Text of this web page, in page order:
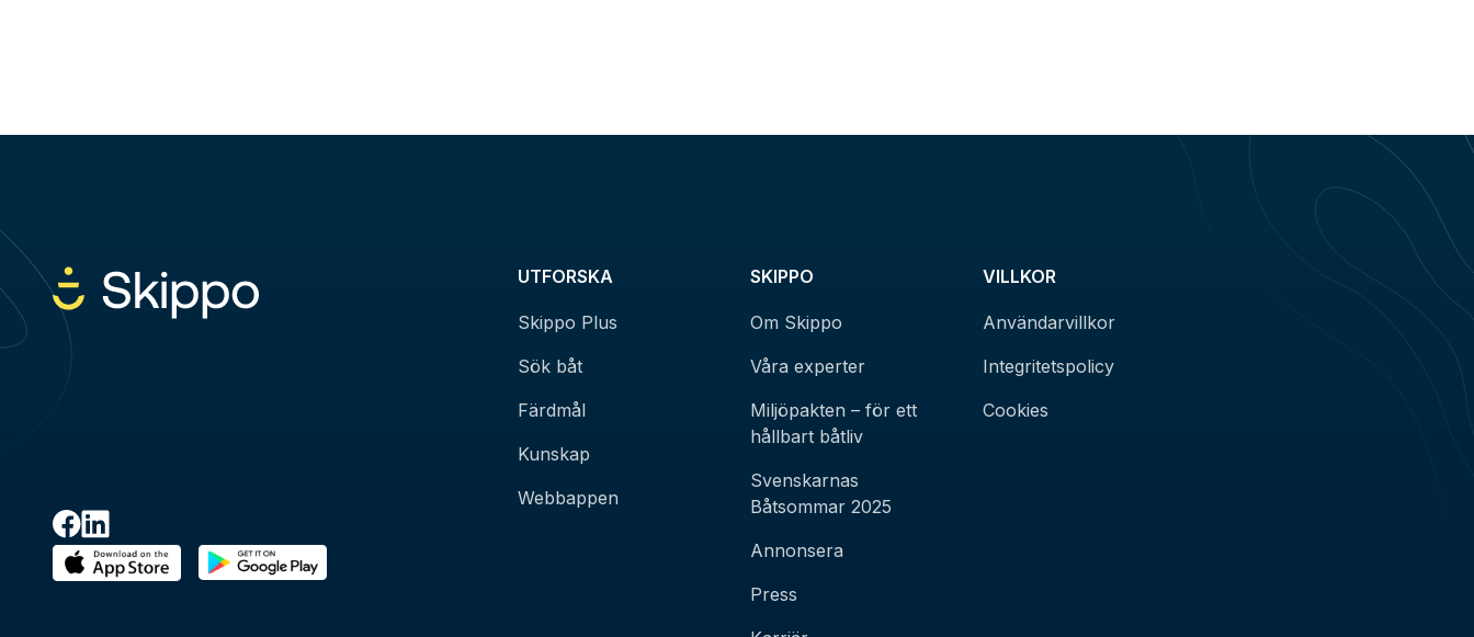
UTFORSKA
Skippo Plus
Sök båt
Färdmål
Kunskap
Webbappen
SKIPPO
Om Skippo
Våra experter
Miljöpakten – för ett
hållbart båtliv
Svenskarnas
Båtsommar 2025
Annonsera
Press
VILLKOR
Användarvillkor
Integritetspolicy
Cookies